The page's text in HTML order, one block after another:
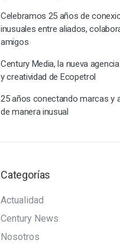
Celebramos 25 años de
inusuales entre aliados,
amigos
Century Media, la nueva
y creatividad de Ecopetrol
25 años conectando marcas y
de manera inusual
Categorías
Actualidad
Century News
Nosotros